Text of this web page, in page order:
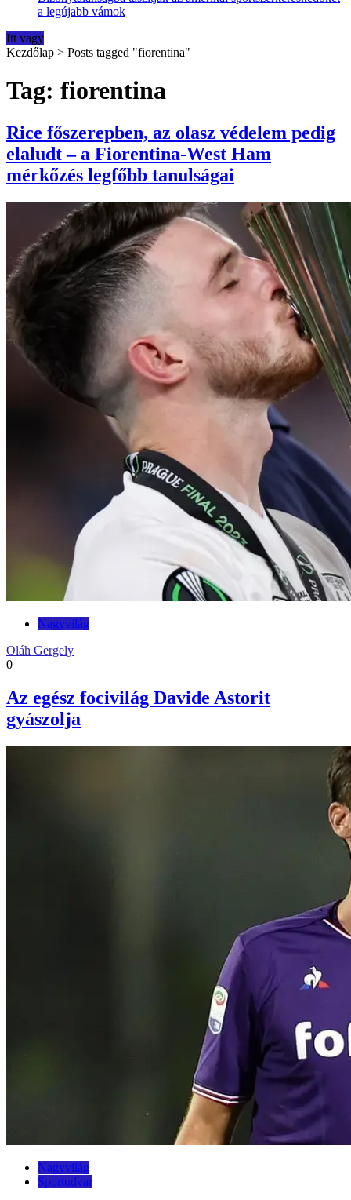
a legújabb vámok
Itt vagy
Kezdőlap > Posts tagged "fiorentina"
Tag: fiorentina
Rice főszerepben, az olasz védelem pedig
elaludt – a Fiorentina-West Ham
mérkőzés legfőbb tanulságai
Nagyvilág
Oláh Gergely
0
Az egész focivilág Davide Astorit
gyászolja
Nagyvilág
Sportudvar